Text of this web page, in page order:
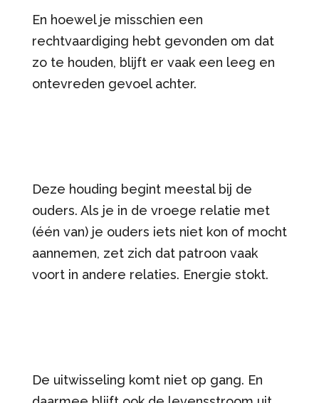
En hoewel je misschien een
rechtvaardiging hebt gevonden om dat
zo te houden, blijft er vaak een leeg en
ontevreden gevoel achter.
Deze houding begint meestal bij de
ouders. Als je in de vroege relatie met
(één van) je ouders iets niet kon of mocht
aannemen, zet zich dat patroon vaak
voort in andere relaties. Energie stokt.
De uitwisseling komt niet op gang. En